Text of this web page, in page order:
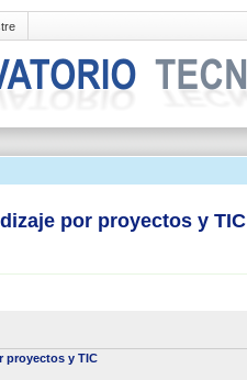
por proyectos y TIC
proyectos y TIC